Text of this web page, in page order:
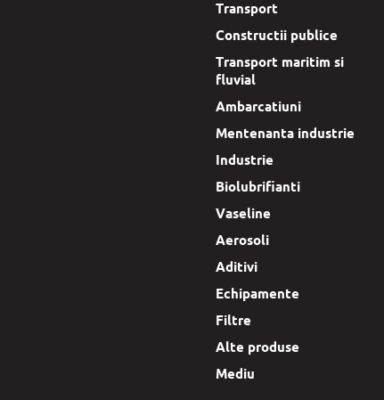
Transport
Constructii publice
Transport maritim si
fluvial
Ambarcatiuni
Mentenanta industrie
Industrie
Biolubrifianti
Vaseline
Aerosoli
Aditivi
Echipamente
Filtre
Alte produse
Mediu